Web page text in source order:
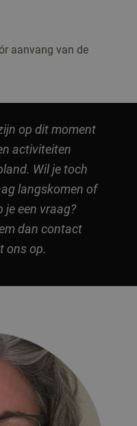
aanvang van de
op dit moment
activiteiten
Wil je toch
langskomen of
je een vraag?
dan contact
ons op.